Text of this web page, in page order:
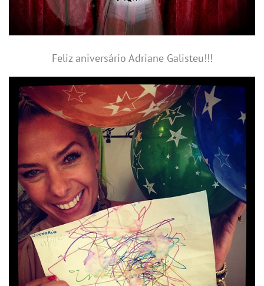
Feliz aniversário Adriane Galisteu!!!